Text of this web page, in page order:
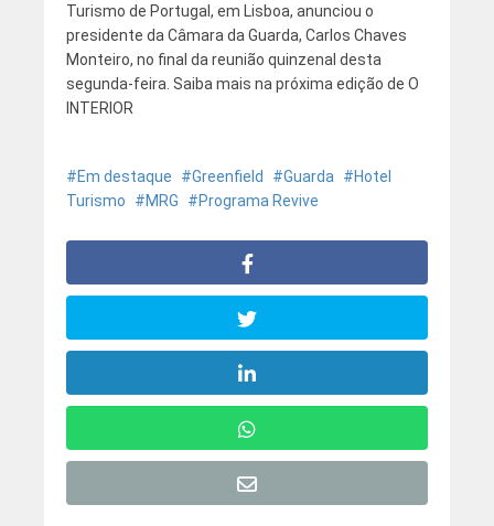
Turismo de Portugal, em Lisboa, anunciou o
presidente da Câmara da Guarda, Carlos Chaves
Monteiro, no final da reunião quinzenal desta
segunda-feira. Saiba mais na próxima edição de O
INTERIOR
Em destaque Greenfield Guarda
Hotel
Turismo
MRG Programa Revive